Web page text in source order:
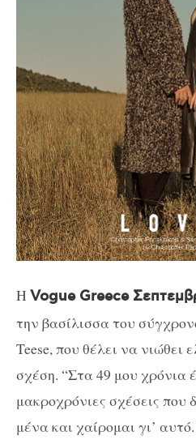
Η Vogue Greece
την βασίλισσα του
Teese, που θέλει να νιώθει
σχέση. “Στα 49 μου χρόνια
μακροχρόνιες σχέσεις που
μένα και χαίρομαι γι’